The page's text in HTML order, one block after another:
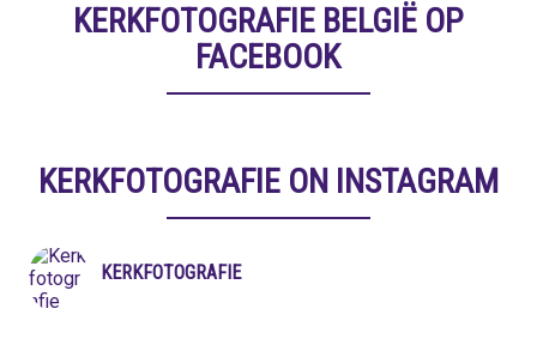
KERKFOTOGRAFIE BELGIË OP
FACEBOOK
KERKFOTOGRAFIE ON INSTAGRAM
KERKFOTOGRAFIE